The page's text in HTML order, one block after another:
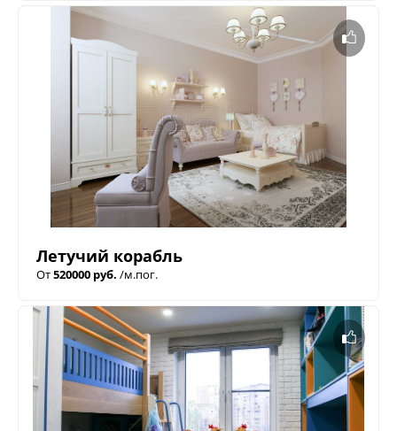
Летучий корабль
От520000 руб. /м.пог.